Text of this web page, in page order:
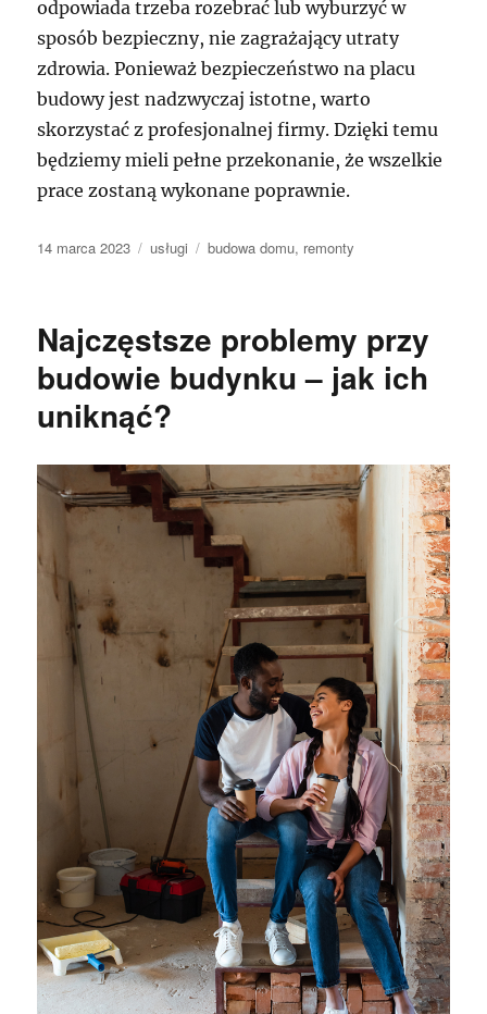
odpowiada trzeba rozebrać lub wyburzyć w
sposób bezpieczny, nie zagrażający utraty
zdrowia. Ponieważ bezpieczeństwo na placu
budowy jest nadzwyczaj istotne, warto
skorzystać z profesjonalnej firmy. Dzięki temu
będziemy mieli pełne przekonanie, że wszelkie
prace zostaną wykonane poprawnie.
Data
14 marca 2023 Kategorie
usługi Tagi
budowa domu, remonty
Najczęstsze problemy przy
budowie budynku – jak ich
uniknąć?